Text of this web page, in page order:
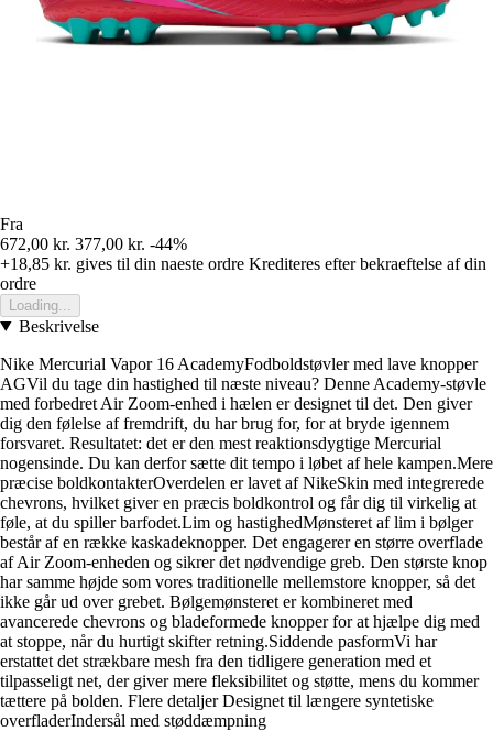
Fra
672,00 kr. 377,00 kr. -44%
+18,85 kr. gives til din naeste ordre Krediteres efter bekraeftelse af din
ordre
Loading...
Beskrivelse
Nike Mercurial Vapor 16 AcademyFodboldstøvler med lave knopper
AGVil du tage din hastighed til næste niveau? Denne Academy-støvle
med forbedret Air Zoom-enhed i hælen er designet til det. Den giver
dig den følelse af fremdrift, du har brug for, for at bryde igennem
forsvaret. Resultatet: det er den mest reaktionsdygtige Mercurial
nogensinde. Du kan derfor sætte dit tempo i løbet af hele kampen.Mere
præcise boldkontakterOverdelen er lavet af NikeSkin med integrerede
chevrons, hvilket giver en præcis boldkontrol og får dig til virkelig at
føle, at du spiller barfodet.Lim og hastighedMønsteret af lim i bølger
består af en række kaskadeknopper. Det engagerer en større overflade
af Air Zoom-enheden og sikrer det nødvendige greb. Den største knop
har samme højde som vores traditionelle mellemstore knopper, så det
ikke går ud over grebet. Bølgemønsteret er kombineret med
avancerede chevrons og bladeformede knopper for at hjælpe dig med
at stoppe, når du hurtigt skifter retning.Siddende pasformVi har
erstattet det strækbare mesh fra den tidligere generation med et
tilpasseligt net, der giver mere fleksibilitet og støtte, mens du kommer
tættere på bolden. Flere detaljer Designet til længere syntetiske
overfladerIndersål med støddæmpning